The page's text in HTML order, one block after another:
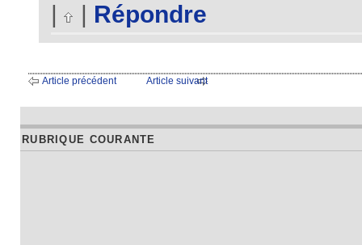
Répondre
Article précédent Article suivant
RUBRIQUE COURANTE